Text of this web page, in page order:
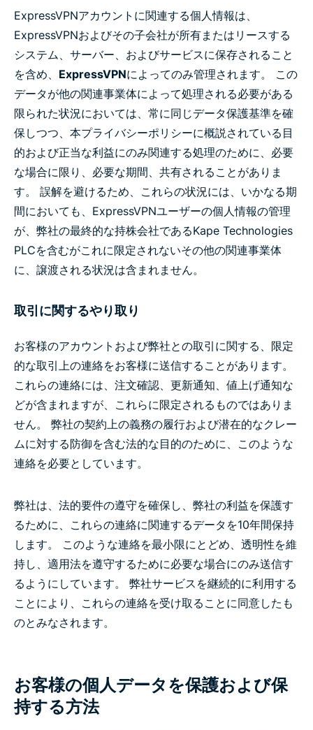
ExpressVPNアカウントに関連する個人情報は、
ExpressVPNおよびその子会社が所有またはリースする
システム、サーバー、およびサービスに保存されること
を含め、 ExpressVPNによってのみ管理されます。 この
データが他の関連事業体によって処理される必要がある
限られた状況においては、常に同じデータ保護基準を確
保しつつ、本プライバシーポリシーに概説されている目
的および正当な利益にのみ関連する処理のために、必要
な場合に限り、必要な期間、共有されることがありま
す。 誤解を避けるため、これらの状況には、いかなる期
間においても、ExpressVPNユーザーの個人情報の管理
が、弊社の最終的な持株会社であるKape Technologies
PLCを含むがこれに限定されないその他の関連事業体
に、譲渡される状況は含まれません。
取引に関するやり取り
お客様のアカウントおよび弊社との取引に関する、限定
的な取引上の連絡をお客様に送信することがあります。
これらの連絡には、注文確認、更新通知、値上げ通知な
どが含まれますが、これらに限定されるものではありま
せん。 弊社の契約上の義務の履行および潜在的なクレー
ムに対する防御を含む法的な目的のために、このような
連絡を必要としています。
弊社は、法的要件の遵守を確保し、弊社の利益を保護す
るために、これらの連絡に関連するデータを10年間保持
します。 このような連絡を最小限にとどめ、透明性を維
持し、適用法を遵守するために必要な場合にのみ送信す
るようにしています。 弊社サービスを継続的に利用する
ことにより、これらの連絡を受け取ることに同意したも
のとみなされます。
お客様の個人データを保護および保
持する方法